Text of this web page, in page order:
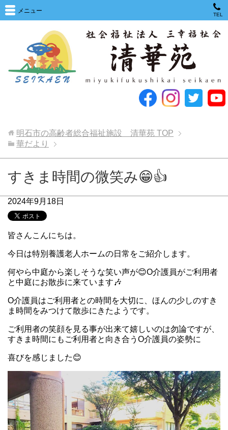
メニュー
TEL
明石市の高齢者総合福祉施設 清華苑 TOP
華だより
すきま時間の微笑み😁👍
2024年9月18日
皆さんこんにちは。
今日は特別養護老人ホームの日常をご紹介します。
何やら中庭から楽しそうな笑い声が😊O介護員がご利用者
と中庭にお散歩に来ています🎶
O介護員はご利用者との時間を大切に、ほんの少しのすき
ま時間をみつけて散歩にきたようです。
ご利用者の笑顔を見る事が出来て嬉しいのは勿論ですが、
すきま時間にもご利用者と向き合うO介護員の姿勢に
喜びを感じました😊